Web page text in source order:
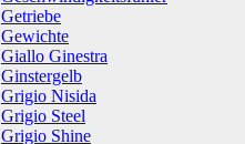
Getriebe
Gewichte
Giallo Ginestra
Ginstergelb
Grigio Nisida
Grigio Steel
Grigio Shine